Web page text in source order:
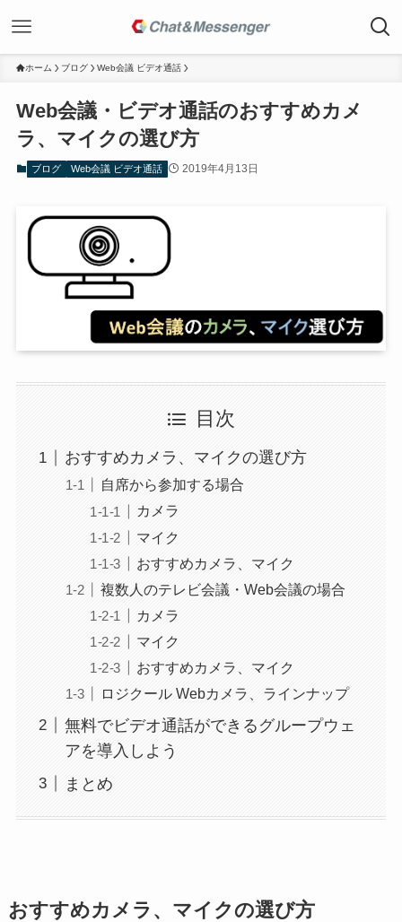
ホーム ブログ Web会議 ビデオ通話
Web会議・ビデオ通話のおすすめカメ
ラ、マイクの選び方
ブログ Web会議 ビデオ通話 2019年4月13日
目次
おすすめカメラ、マイクの選び方
自席から参加する場合
カメラ
マイク
おすすめカメラ、マイク
複数人のテレビ会議・Web会議の場合
カメラ
マイク
おすすめカメラ、マイク
ロジクール Webカメラ、ラインナップ
無料でビデオ通話ができるグループウェ
アを導入しよう
まとめ
おすすめカメラ、マイクの選び方